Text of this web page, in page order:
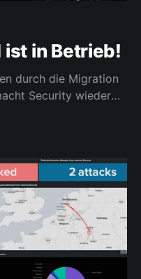
ist in Betrieb!
durch die Migration
Security wieder
beschreibe ich weiter
und J1900